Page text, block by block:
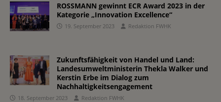
ROSSMANN gewinnt ECR Award 2023 in der
Kategorie „Innovation Excellence“
19. September 2023 Redaktion FWHK
Zukunftsfähigkeit von Handel und Land:
Landesumweltministerin Thekla Walker und
Kerstin Erbe im Dialog zum
Nachhaltigkeitsengagement
18. September 2023 Redaktion FWHK